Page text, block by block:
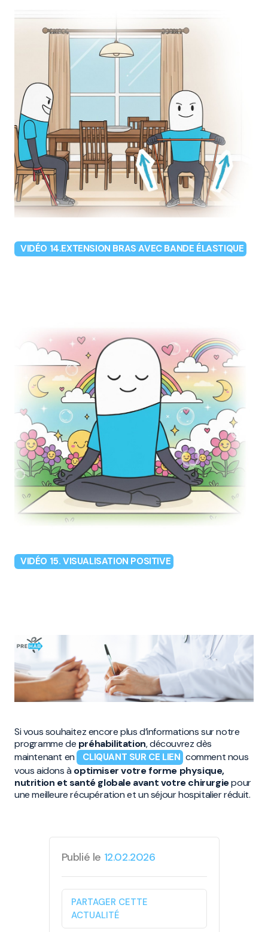
VIDÉO 14.EXTENSION BRAS AVEC BANDE ÉLASTIQUE
VIDÉO 15. VISUALISATION POSITIVE
Si vous souhaitez encore plus d’informations sur notre
programme de préhabilitation, découvrez dès
maintenant en CLIQUANT SUR CE LIEN comment nous
vous aidons à optimiser votre forme physique,
nutrition et santé globale avant votre chirurgiepour
une meilleure récupération et un séjour hospitalier réduit.
Publié le 12.02.2026
PARTAGER CETTE
ACTUALITÉ